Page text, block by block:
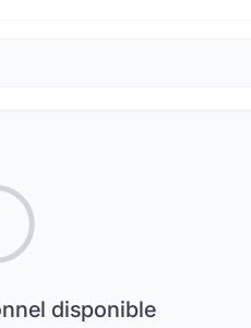
disponible